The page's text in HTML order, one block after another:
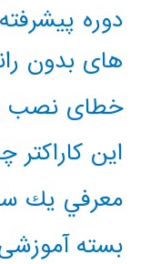
دوره
های بدون
خطای نصب
این کاراکتر
معرفي يك
بسته